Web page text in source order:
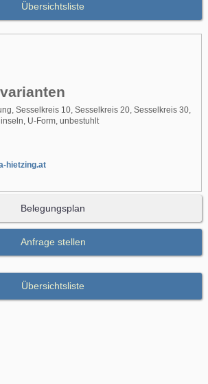
Übersichtsliste
Sesselkreis 10, Sesselkreis 20, Sesselkreis 30,
U-Form, unbestuhlt
hietzing.at
Belegungsplan
Anfrage stellen
Übersichtsliste